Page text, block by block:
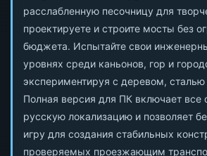
расслабленную песочницу для
проектируете и строите мосты без
бюджета. Испытайте свои
уровнях среди каньонов, гор и
экспериментируя с деревом,
Полная версия для ПК включает все
русскую локализацию и позволяет
игру для создания стабильных
проверяемых проезжающим